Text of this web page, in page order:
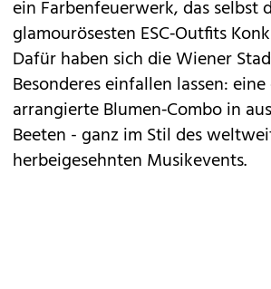
ein Farbenfeuerwerk, das selbst
glamourösesten ESC‑Outfits
Dafür haben sich die Wiener
Besonderes einfallen lassen:
arrangierte Blumen‑Combo in
Beeten - ganz im Stil des
herbeigesehnten Musikevents.